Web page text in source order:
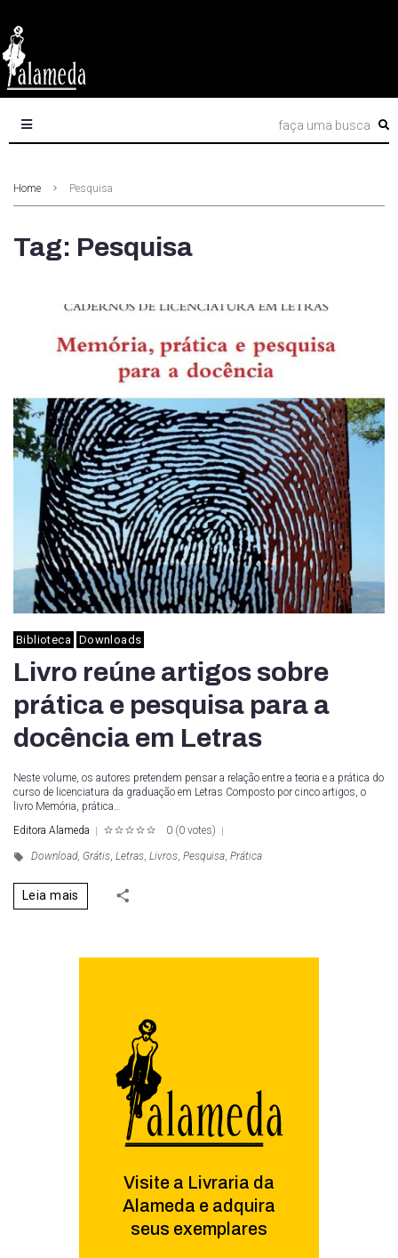
Home Pesquisa
Tag: Pesquisa
Biblioteca Downloads
Livro reúne artigos sobre
prática e pesquisa para a
docência em Letras
Neste volume, os autores pretendem pensar a relação entre a teoria e a prática do
curso de licenciatura da graduação em Letras Composto por cinco artigos, o
livro Memória, prática…
Editora Alameda
0 (0 votes)
Download, Grátis, Letras, Livros, Pesquisa, Prática
Leia mais
Visite a Livraria da
Alameda e adquira
seus exemplares